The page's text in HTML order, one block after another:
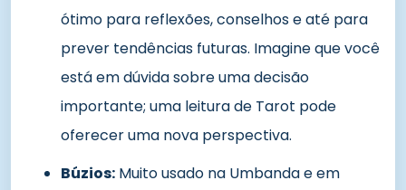
ótimo para reflexões, conselhos e até para
prever tendências futuras. Imagine que você
está em dúvida sobre uma decisão
importante; uma leitura de Tarot pode
oferecer uma nova perspectiva.
Búzios: Muito usado na Umbanda e em